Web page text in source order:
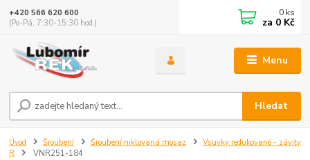
Menu
Hledat
+420 566 620 600
(Po-Pá, 7:30-15:30 hod.)
0 ks
za 0 Kč
Úvod Šroubení Šroubení niklovaná mosaz
Vsuvky redukované - závity
R
VNR251-184